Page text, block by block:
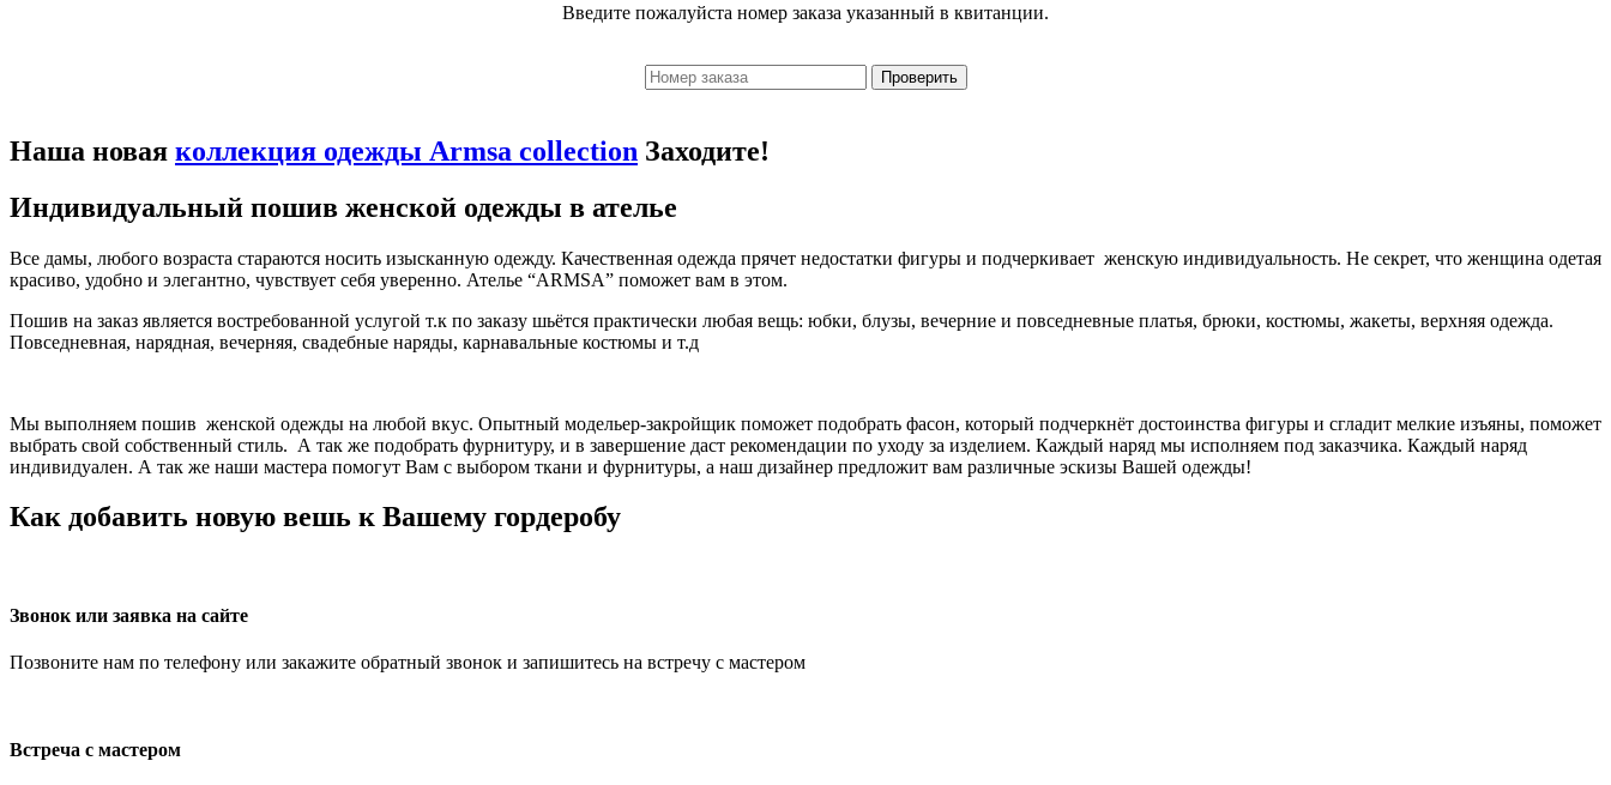
Введите пожалуйста номер заказа указанный в квитанции.
Наша новая коллекция одежды Armsa collection Заходите!
Индивидуальный пошив женской одежды в ателье
Все дамы, любого возраста стараются носить изысканную одежду. Качественная одежда прячет недостатки фигуры и подчеркивает женскую индивидуальность. Не секрет, что женщина одетая
красиво, удобно и элегантно, чувствует себя уверенно. Ателье “ARMSA” поможет вам в этом.
Пошив на заказ является востребованной услугой т.к по заказу шьётся практически любая вещь: юбки, блузы, вечерние и повседневные платья, брюки, костюмы, жакеты, верхняя одежда.
Повседневная, нарядная, вечерняя, свадебные наряды, карнавальные костюмы и т.д
Мы выполняем пошив женской одежды на любой вкус. Опытный модельер-закройщик поможет подобрать фасон, который подчеркнёт достоинства фигуры и сгладит мелкие изъяны, поможет
выбрать свой собственный стиль. А так же подобрать фурнитуру, и в завершение даст рекомендации по уходу за изделием. Каждый наряд мы исполняем под заказчика. Каждый наряд
индивидуален. А так же наши мастера помогут Вам с выбором ткани и фурнитуры, а наш дизайнер предложит вам различные эскизы Вашей одежды!
Как добавить новую вешь к Вашему гордеробу
Звонок или заявка на сайте
Позвоните нам по телефону или закажите обратный звонок и запишитесь на встречу с мастером
Встреча с мастером